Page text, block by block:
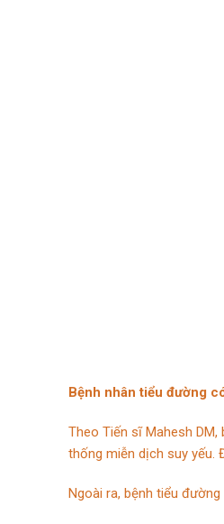
Bệnh nhân tiểu đường
Theo Tiến sĩ Mahesh
thống miễn dịch suy yếu.
Ngoài ra, bệnh tiểu